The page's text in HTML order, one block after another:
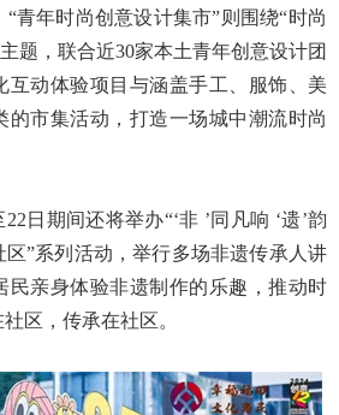
青年时尚创意设计集市”则围绕“时尚
题，联合近30家本土青年创意设计团
互动体验项目与涵盖手工、服饰、美
的市集活动，打造一场城中潮流时尚
期间还将举办“‘非 ’同凡响 ‘遗’韵
”系列活动，举行多场非遗传承人讲
民亲身体验非遗制作的乐趣，推动时
区，传承在社区。